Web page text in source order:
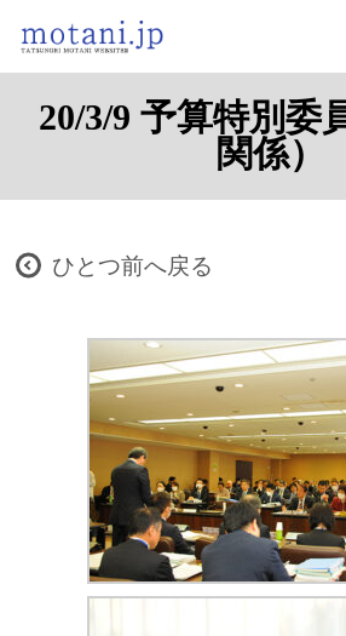
20/3/9 予算特別委
関係）
ひとつ前へ戻る